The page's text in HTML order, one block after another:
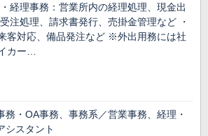
経理事務：営業所内の経理処理、現金出
注処理、請求書発行、売掛金管理など ・
客対応、備品発注など ※外出用務には社
カー…
務・OA事務、事務系／営業事務、経理・
シスタント